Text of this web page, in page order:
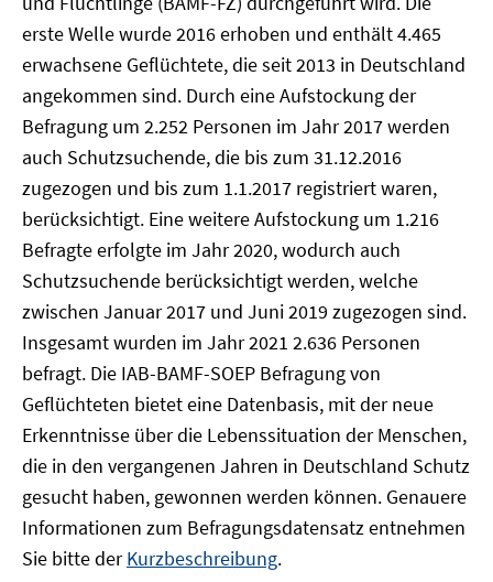
erste Welle wurde 2016 erhoben und enthält 4.465
erwachsene Geflüchtete, die seit 2013 in Deutschland
angekommen sind. Durch eine Aufstockung der
Befragung um 2.252 Personen im Jahr 2017 werden
auch Schutzsuchende, die bis zum 31.12.2016
zugezogen und bis zum 1.1.2017 registriert waren,
berücksichtigt. Eine weitere Aufstockung um 1.216
Befragte erfolgte im Jahr 2020, wodurch auch
Schutzsuchende berücksichtigt werden, welche
zwischen Januar 2017 und Juni 2019 zugezogen sind.
Insgesamt wurden im Jahr 2021 2.636 Personen
befragt. Die IAB-BAMF-SOEP Befragung von
Geflüchteten bietet eine Datenbasis, mit der neue
Erkenntnisse über die Lebenssituation der Menschen,
die in den vergangenen Jahren in Deutschland Schutz
gesucht haben, gewonnen werden können. Genauere
Informationen zum Befragungsdatensatz entnehmen
Sie bitte derKurzbeschreibung.